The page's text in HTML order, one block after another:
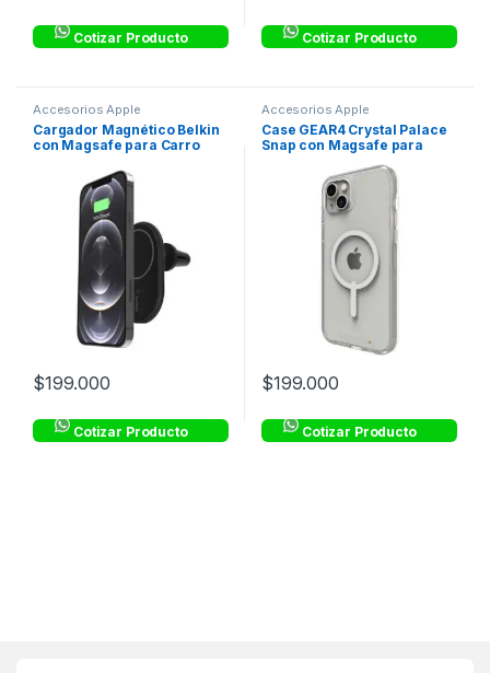
Cotizar Producto Cotizar Producto
Accesorios Apple
Cargador Magnético Belkin
con Magsafe para Carro
$199.000
Cotizar Producto
Accesorios Apple
Case GEAR4 Crystal Palace
Snap con Magsafe para
Transparente
$199.000
Cotizar Producto